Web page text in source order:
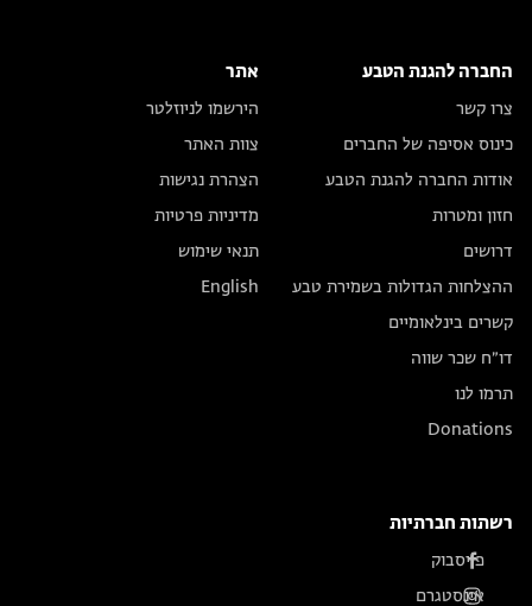
החברה להגנת הטבע
צרו קשר
כינוס אסיפה של החברים
אודות החברה להגנת הטבע
חזון ומטרות
דרושים
ההצלחות הגדולות בשמירת טבע
קשרים בינלאומיים
דו״ח שכר שווה
תרמו לנו
Donations
אתר
הירשמו לניוזלטר
צוות האתר
הצהרת נגישות
מדיניות פרטיות
תנאי שימוש
English
רשתות חברתיות
פייסבוק
אינסטגרם